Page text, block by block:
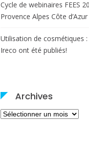
Cycle de webinaires FEES
Provence Alpes Côte d’Azur
Utilisation de cosmétiques :
Ireco ont été publiés!
Archives
Archives